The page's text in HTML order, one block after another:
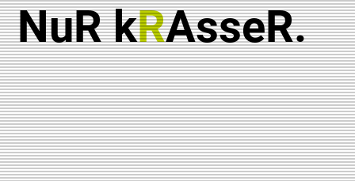
NuR kRAsseR.